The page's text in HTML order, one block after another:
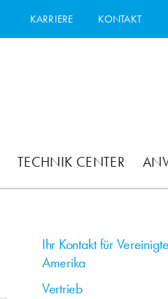
KARRIERE KONTAKT
TECHNIK CENTER
Ihr Kontakt für
Amerika
Vertrieb